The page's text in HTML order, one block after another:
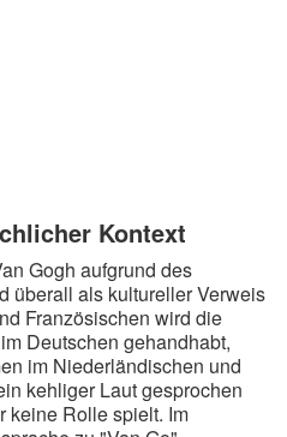
Kontext
Gogh aufgrund des
überall als kultureller Verweis
Französischen wird die
Deutschen gehandhabt,
im Niederländischen und
kehliger Laut gesprochen
keine Rolle spielt. Im